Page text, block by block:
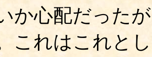
か心配だった
これはこれと